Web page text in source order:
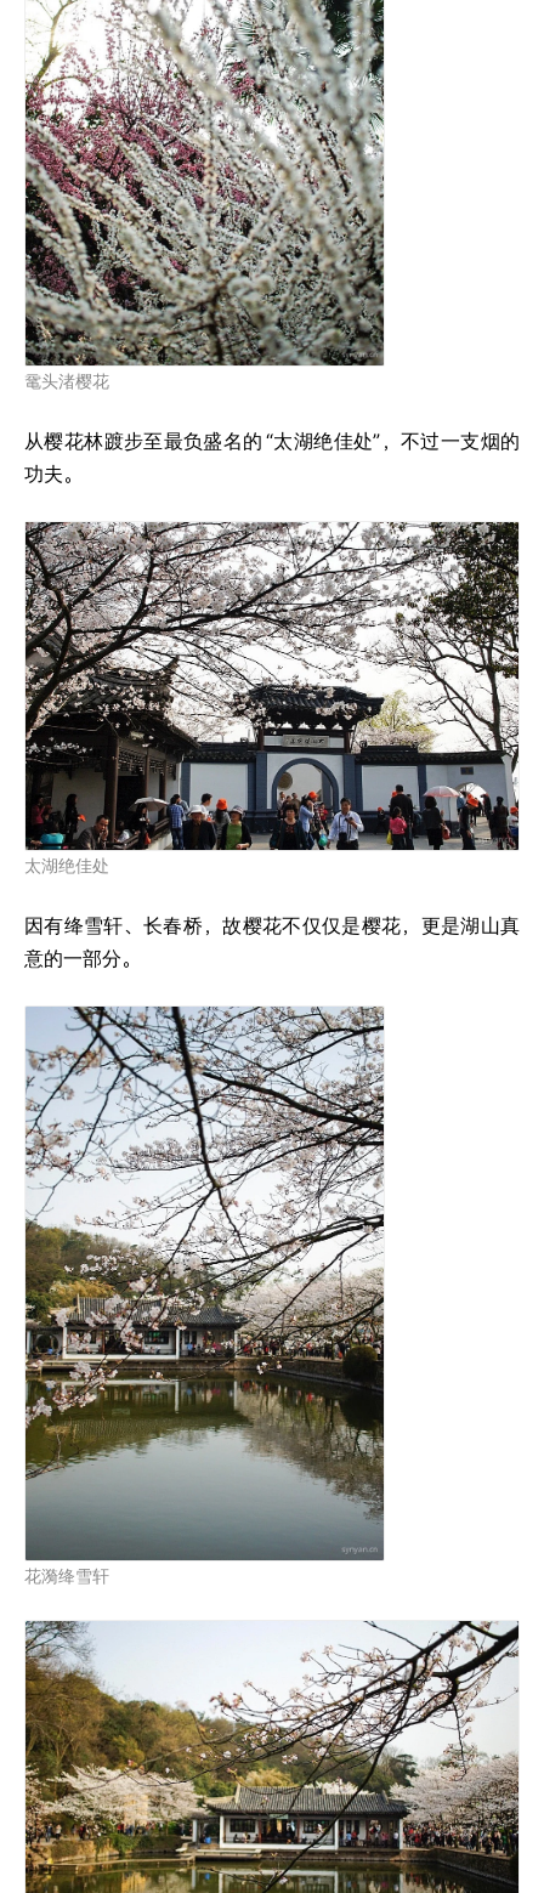
鼋头渚樱花
从樱花林踱步至最负盛名的 “太湖绝佳处”，不过一支烟的
功夫。
太湖绝佳处
因有绛雪轩、长春桥，故樱花不仅仅是樱花，更是湖山真
意的一部分。
花漪绛雪轩